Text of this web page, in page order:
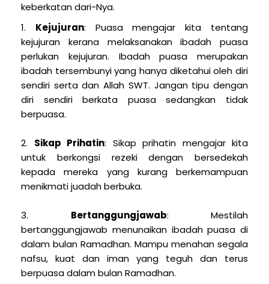
keberkatan dari-Nya.
1. Kejujuran: Puasa mengajar kita tentang
kejujuran kerana melaksanakan ibadah puasa
perlukan kejujuran. Ibadah puasa merupakan
ibadah tersembunyi yang hanya diketahui oleh diri
sendiri serta dan Allah SWT. Jangan tipu dengan
diri sendiri berkata puasa sedangkan tidak
berpuasa.
2. Sikap Prihatin: Sikap prihatin mengajar kita
untuk berkongsi rezeki dengan bersedekah
kepada mereka yang kurang berkemampuan
menikmati juadah berbuka.
3. Bertanggungjawab: Mestilah
bertanggungjawab menunaikan ibadah puasa di
dalam bulan Ramadhan. Mampu menahan segala
nafsu, kuat dan iman yang teguh dan terus
berpuasa dalam bulan Ramadhan.